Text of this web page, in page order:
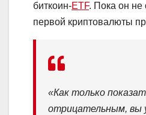
биткоин-ETF. Пока он не
первой криптовалюты
«Как только
отрицательным, вы